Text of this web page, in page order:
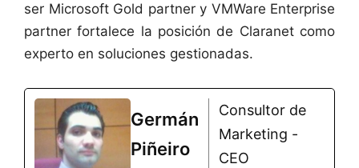
ser Microsoft Gold partner y VMWare Enterprise
partner fortalece la posición de Claranet como
experto en soluciones gestionadas.
Germán
Piñeiro
Consultor de
Marketing -
CEO